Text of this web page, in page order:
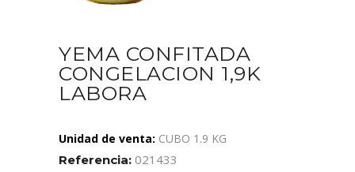
YEMA CONFITADA
CONGELACION 1,9K
LABORA
Unidad de venta: CUBO 1.9 KG
Referencia: 021433